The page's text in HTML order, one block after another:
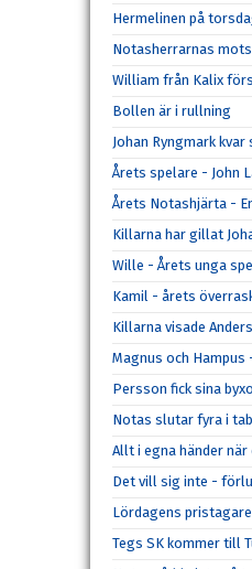
Hermelinen på
Notasherrarnas
William från Kalix
Bollen är i rullning
Johan Ryngmark
Årets spelare - John
Årets Notashjärta -
Killarna har gillat
Wille - Årets unga
Kamil - årets
Killarna visade
Magnus och
Persson fick sina
Notas slutar fyra i
Allt i egna händer
Det vill sig inte -
Lördagens
Tegs SK kommer till